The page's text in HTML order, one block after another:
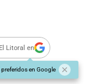
Litoral en
en Google